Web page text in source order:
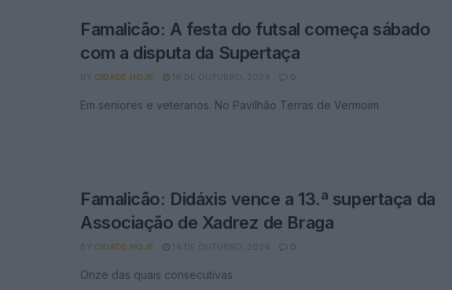
Famalicão: A festa do futsal começa sábado
com a disputa da Supertaça
BY CIDADE HOJE 16 DE OUTUBRO, 2024 0
Em seniores e veteranos. No Pavilhão Terras de Vermoim
Famalicão: Didáxis vence a 13.ª supertaça da
Associação de Xadrez de Braga
BY CIDADE HOJE 14 DE OUTUBRO, 2024 0
Onze das quais consecutivas